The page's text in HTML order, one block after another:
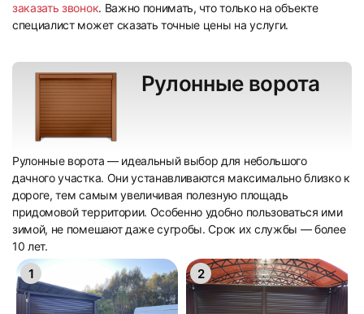
заказать звонок. Важно понимать, что только на объекте
специалист может сказать точные цены на услуги.
Рулонные ворота
Рулонные ворота — идеальный выбор для небольшого
дачного участка. Они устанавливаются максимально близко к
дороге, тем самым увеличивая полезную площадь
придомовой территории. Особенно удобно пользоваться ими
зимой, не помешают даже сугробы. Срок их службы — более
10 лет.
1 2